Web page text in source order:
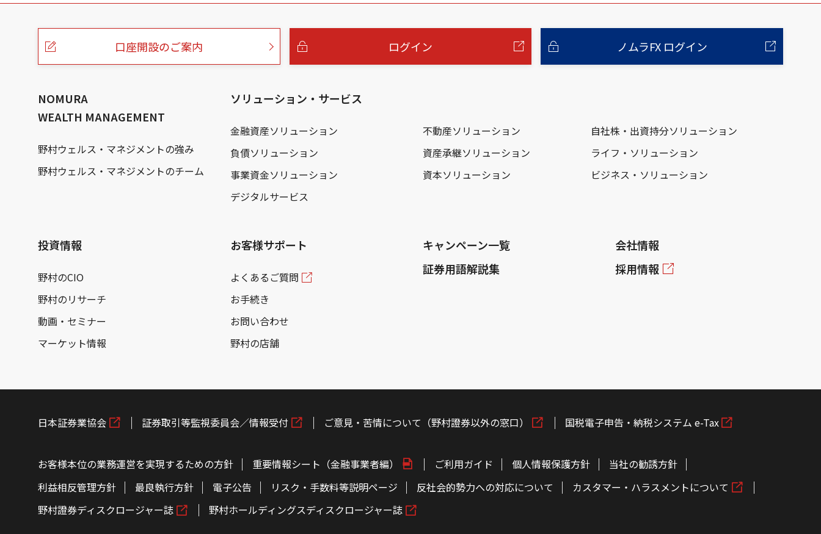
こ
口座開設のご案内 ログイン ノムラFX ログイン
NOMURA
WEALTH MANAGEMENT
野村ウェルス・マネジメントの強み
野村ウェルス・マネジメントのチーム
ソリューション・サービス
金融資産ソリューション 不動産ソリューション
自社株・出資持分ソリューション
負債ソリューション
資産承継ソリューション
ライフ・ソリューション
事業資金ソリューション
資本ソリューション
ビジネス・ソリューション
デジタルサービス
投資情報
野村のCIO
野村のリサーチ
動画・セミナー
マーケット情報
お客様サポート
よくあるご質問
お手続き
お問い合わせ
野村の店舗
キャンペーン一覧
証券用語解説集
会社情報
採用情報
日本証券業協会 証券取引等監視委員会／情報受付 ご意見・苦情について（野村證券以外の窓口） 国税電子申告・納税システム e-Tax
お客様本位の業務運営を実現するための方針 重要情報シート（金融事業者編） ご利用ガイド 個人情報保護方針
当社の勧誘方針
利益相反管理方針
最良執行方針 電子公告 リスク・手数料等説明ページ 反社会的勢力への対応について
カスタマー・ハラスメントについて
野村證券ディスクロージャー誌
野村ホールディングスディスクロージャー誌